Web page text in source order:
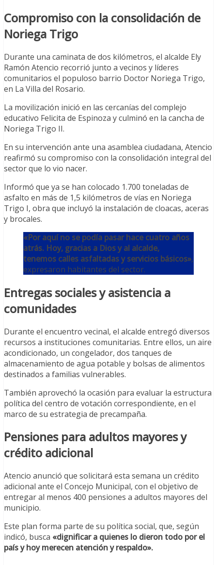
Compromiso con la consolidación de
Noriega Trigo
Durante una caminata de dos kilómetros, el alcalde Ely
Ramón Atencio recorrió junto a vecinos y líderes
comunitarios el populoso barrio Doctor Noriega Trigo,
en La Villa del Rosario.
La movilización inició en las cercanías del complejo
educativo Felicita de Espinoza y culminó en la cancha de
Noriega Trigo II.
En su intervención ante una asamblea ciudadana, Atencio
reafirmó su compromiso con la consolidación integral del
sector que lo vio nacer.
Informó que ya se han colocado 1.700 toneladas de
asfalto en más de 1,5 kilómetros de vías en Noriega
Trigo I, obra que incluyó la instalación de cloacas, aceras
y brocales.
«Por aquí no se podía pasar hace cuatro años
atrás. Hoy, gracias a Dios y al alcalde,
tenemos calles asfaltadas y servicios básicos»,
expresaron habitantes del sector.
Entregas sociales y asistencia a
comunidades
Durante el encuentro vecinal, el alcalde entregó diversos
recursos a instituciones comunitarias. Entre ellos, un aire
acondicionado, un congelador, dos tanques de
almacenamiento de agua potable y bolsas de alimentos
destinados a familias vulnerables.
También aprovechó la ocasión para evaluar la estructura
política del centro de votación correspondiente, en el
marco de su estrategia de precampaña.
Pensiones para adultos mayores y
crédito adicional
Atencio anunció que solicitará esta semana un crédito
adicional ante el Concejo Municipal, con el objetivo de
entregar al menos 400 pensiones a adultos mayores del
municipio.
Este plan forma parte de su política social, que, según
indicó, busca «dignificar a quienes lo dieron todo por el
país y hoy merecen atención y respaldo».